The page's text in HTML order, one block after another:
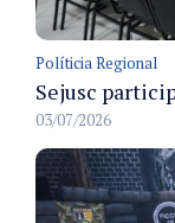
Políticia Regional
03/07/2026